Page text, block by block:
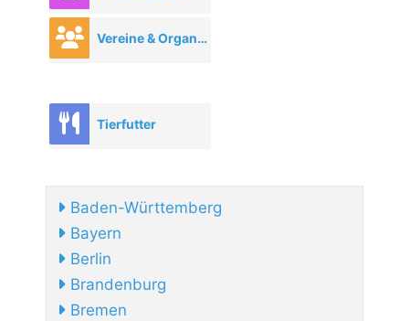
Vereine & Organisationen
Tierfutter
Baden-Württemberg
Bayern
Berlin
Brandenburg
Bremen